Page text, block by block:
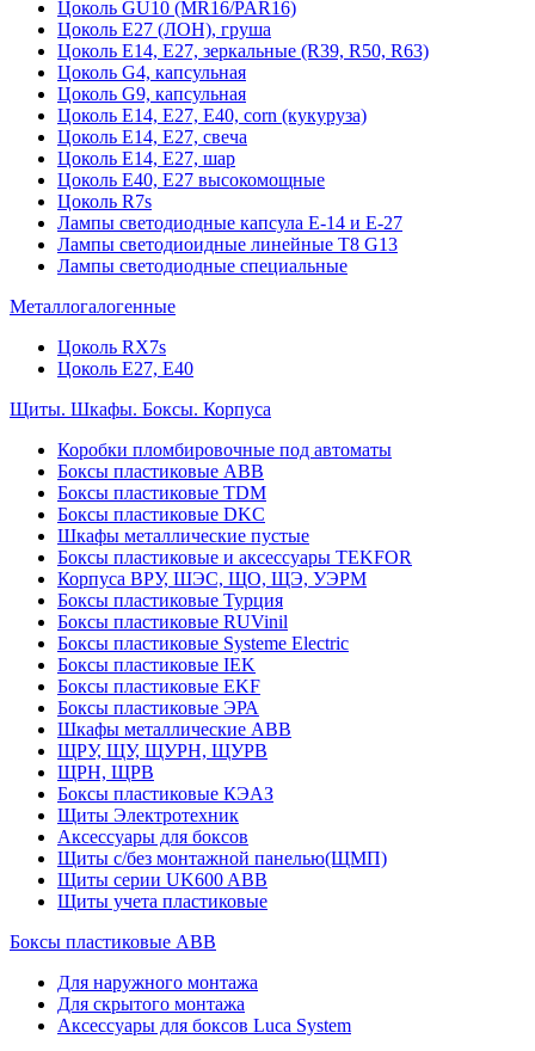
Цоколь GU10 (MR16/PAR16)
Цоколь Е27 (ЛОН), груша
Цоколь Е14, Е27, зеркальные (R39, R50, R63)
Цоколь G4, капсульная
Цоколь G9, капсульная
Цоколь Е14, Е27, Е40, corn (кукуруза)
Цоколь Е14, Е27, свеча
Цоколь Е14, Е27, шар
Цоколь Е40, Е27 высокомощные
Цоколь R7s
Лампы светодиодные капсула Е-14 и Е-27
Лампы светодиоидные линейные T8 G13
Лампы светодиодные специальные
Металлогалогенные
Цоколь RX7s
Цоколь Е27, E40
Щиты. Шкафы. Боксы. Корпуса
Коробки пломбировочные под автоматы
Боксы пластиковые ABB
Боксы пластиковые TDM
Боксы пластиковые DKC
Шкафы металлические пустые
Боксы пластиковые и аксессуары TEKFOR
Корпуса ВРУ, ШЭС, ЩО, ЩЭ, УЭРМ
Боксы пластиковые Турция
Боксы пластиковые RUVinil
Боксы пластиковые Systeme Electric
Боксы пластиковые IEK
Боксы пластиковые EKF
Боксы пластиковые ЭРА
Шкафы металлические ABB
ЩРУ, ЩУ, ЩУРН, ЩУРВ
ЩРН, ЩРВ
Боксы пластиковые КЭАЗ
Щиты Электротехник
Аксессуары для боксов
Щиты с/без монтажной панелью(ЩМП)
Щиты серии UK600 ABB
Щиты учета пластиковые
Боксы пластиковые ABB
Для наружного монтажа
Для скрытого монтажа
Аксессуары для боксов Luca System